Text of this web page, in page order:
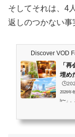
そしてそれは、4
返しのつかない事
Discover VOD
「
埋め
2026年
h〜」